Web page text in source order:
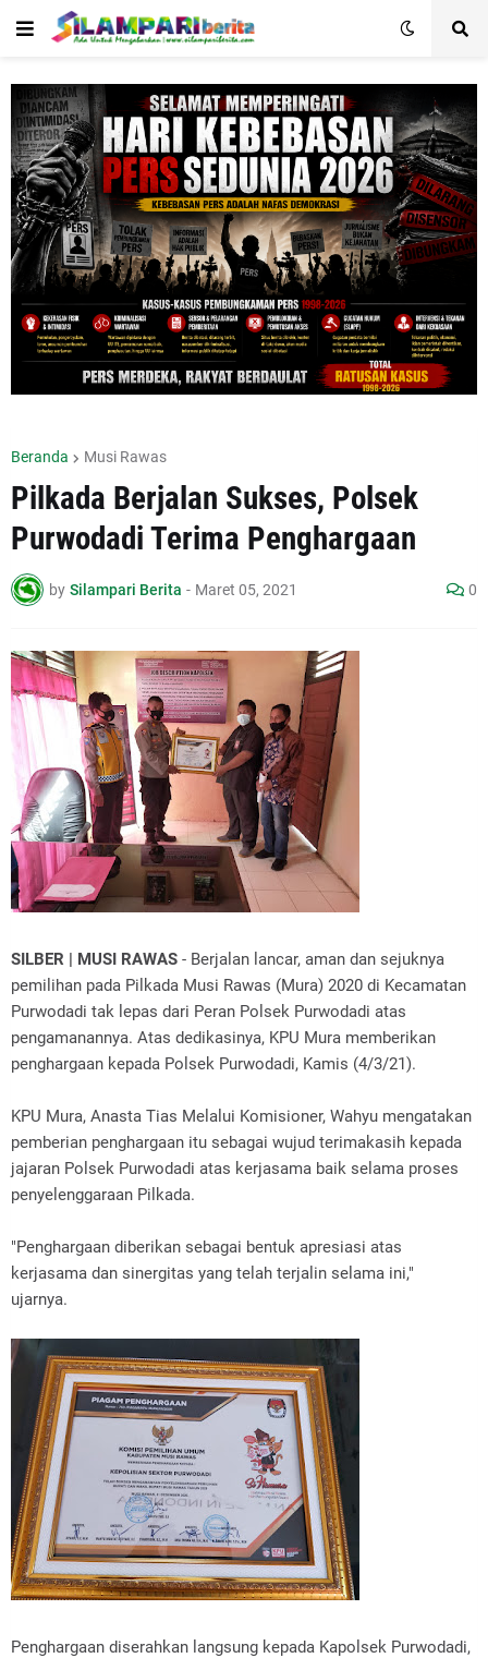
Beranda Musi Rawas
Pilkada Berjalan Sukses, Polsek
Purwodadi Terima Penghargaan
by Silampari Berita - Maret 05, 2021 0
SILBER | MUSI RAWAS - Berjalan lancar, aman dan sejuknya
pemilihan pada Pilkada Musi Rawas (Mura) 2020 di Kecamatan
Purwodadi tak lepas dari Peran Polsek Purwodadi atas
pengamanannya. Atas dedikasinya, KPU Mura memberikan
penghargaan kepada Polsek Purwodadi, Kamis (4/3/21).
KPU Mura, Anasta Tias Melalui Komisioner, Wahyu mengatakan
pemberian penghargaan itu sebagai wujud terimakasih kepada
jajaran Polsek Purwodadi atas kerjasama baik selama proses
penyelenggaraan Pilkada.
"Penghargaan diberikan sebagai bentuk apresiasi atas
kerjasama dan sinergitas yang telah terjalin selama ini,"
ujarnya.
Penghargaan diserahkan langsung kepada Kapolsek Purwodadi,